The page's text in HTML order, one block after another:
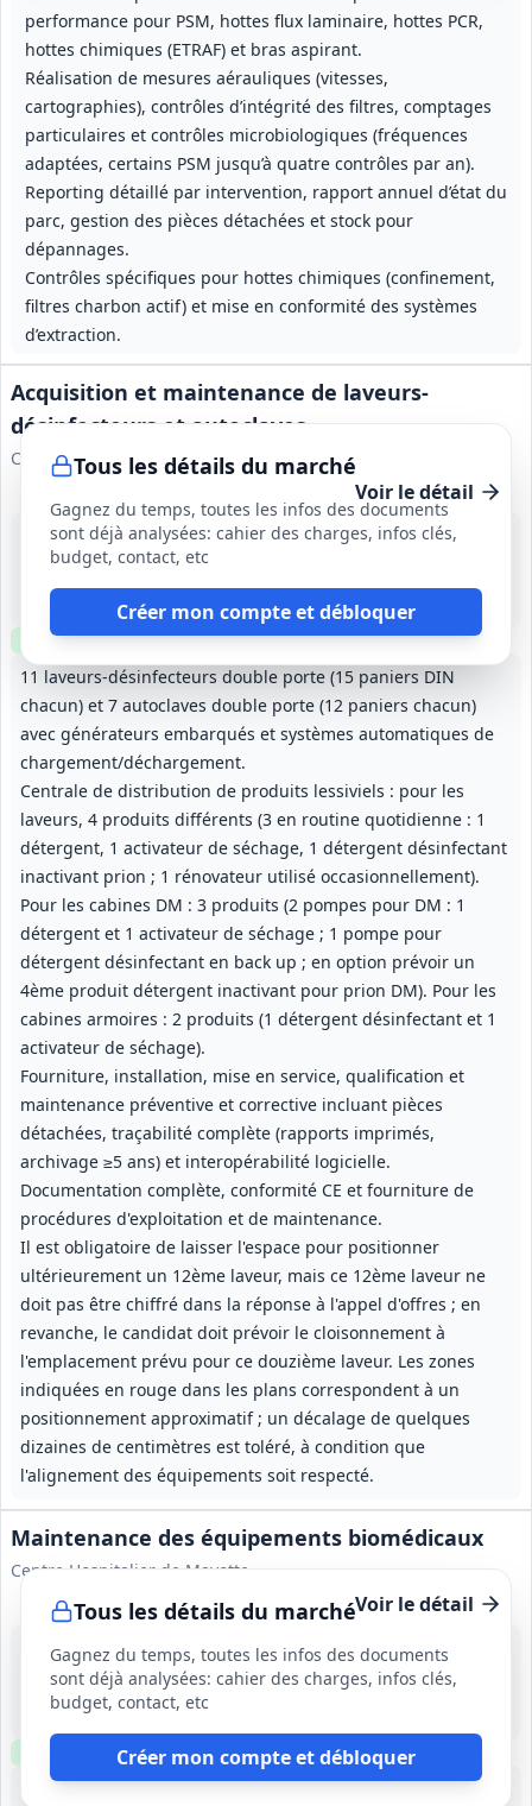
performance pour PSM, hottes flux laminaire, hottes PCR,
hottes chimiques (ETRAF) et bras aspirant.
Réalisation de mesures aérauliques (vitesses,
cartographies), contrôles d’intégrité des filtres, comptages
particulaires et contrôles microbiologiques (fréquences
adaptées, certains PSM jusqu’à quatre contrôles par an).
Reporting détaillé par intervention, rapport annuel d’état du
parc, gestion des pièces détachées et stock pour
dépannages.
Contrôles spécifiques pour hottes chimiques (confinement,
filtres charbon actif) et mise en conformité des systèmes
d’extraction.
Tous les détails du marché
Gagnez du temps, toutes les infos des documents
sont déjà analysées: cahier des charges, infos clés,
budget, contact, etc
Créer mon compte et débloquer
Acquisition et maintenance de laveurs-
désinfecteurs et autoclaves
CHRU de Tours
Voir le détail
11 laveurs-désinfecteurs double porte (15 paniers DIN
chacun) et 7 autoclaves double porte (12 paniers chacun)
avec générateurs embarqués et systèmes automatiques de
chargement/déchargement.
Centrale de distribution de produits lessiviels : pour les
laveurs, 4 produits différents (3 en routine quotidienne : 1
détergent, 1 activateur de séchage, 1 détergent désinfectant
inactivant prion ; 1 rénovateur utilisé occasionnellement).
Pour les cabines DM : 3 produits (2 pompes pour DM : 1
détergent et 1 activateur de séchage ; 1 pompe pour
détergent désinfectant en back up ; en option prévoir un
4ème produit détergent inactivant pour prion DM). Pour les
cabines armoires : 2 produits (1 détergent désinfectant et 1
activateur de séchage).
Fourniture, installation, mise en service, qualification et
maintenance préventive et corrective incluant pièces
détachées, traçabilité complète (rapports imprimés,
archivage ≥5 ans) et interopérabilité logicielle.
Documentation complète, conformité CE et fourniture de
procédures d'exploitation et de maintenance.
Il est obligatoire de laisser l'espace pour positionner
ultérieurement un 12ème laveur, mais ce 12ème laveur ne
doit pas être chiffré dans la réponse à l'appel d'offres ; en
revanche, le candidat doit prévoir le cloisonnement à
l'emplacement prévu pour ce douzième laveur. Les zones
indiquées en rouge dans les plans correspondent à un
positionnement approximatif ; un décalage de quelques
dizaines de centimètres est toléré, à condition que
l'alignement des équipements soit respecté.
12 août 2026
Tours (37)
Clause environnementale Clause sociale
Tous les détails du marché
Gagnez du temps, toutes les infos des documents
sont déjà analysées: cahier des charges, infos clés,
budget, contact, etc
Créer mon compte et débloquer
Maintenance des équipements biomédicaux
Centre Hospitalier de Mayotte
Voir le détail
14 août 2026
Mayotte (976)
35 000 €
Clause environnementale Clause sociale